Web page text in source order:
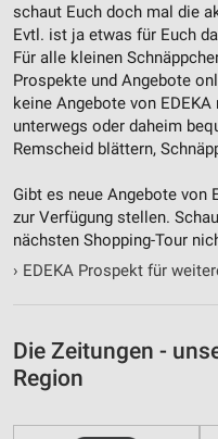
schaut Euch doch mal die
Evtl. ist ja etwas für Euch
Für alle kleinen
Prospekte und Angebote
keine Angebote von
unterwegs oder daheim
Remscheid blättern,
Gibt es neue Angebote von
zur Verfügung stellen.
nächsten Shopping-Tour
› EDEKA Prospekt für
Die Zeitungen -
Region